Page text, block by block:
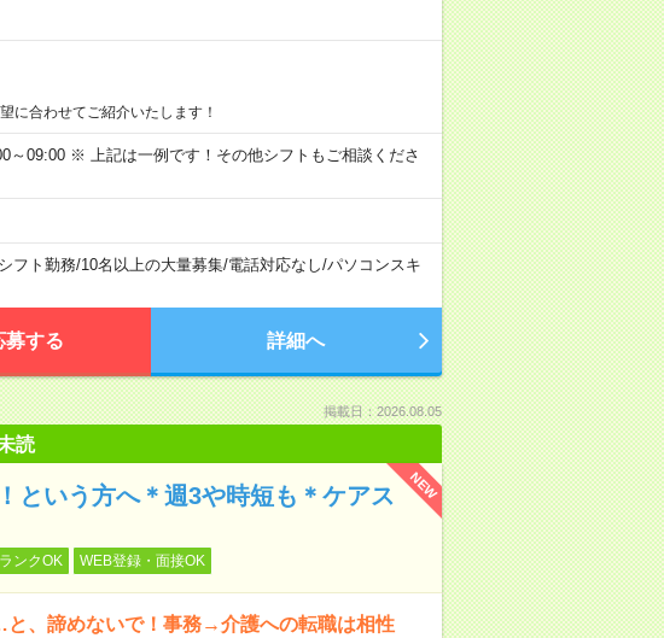
合わせてご紹介いたします！
～09:00 ※ 上記は一例です！その他シフトもご相談くださ
フト勤務/10名以上の大量募集/電話対応なし/パソコンスキ
募する 詳細へ
掲載日：2026.08.05
読
NEW
という方へ＊週3や時短も＊ケアス
ンクOK WEB登録・面接OK
、諦めないで！事務→介護への転職は相性